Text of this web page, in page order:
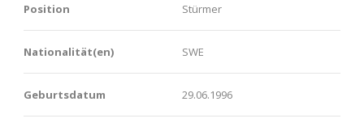
Position Stürmer
Nationalität(en) SWE
Geburtsdatum 29.06.1996